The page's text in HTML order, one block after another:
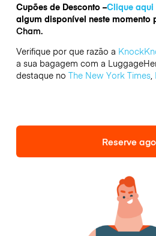
Cupões de Desconto –Clique aqui
algum disponível neste momento
Cham.
Verifique por que razão a
a sua bagagem com a
destaque no The New York Times,
Reserve